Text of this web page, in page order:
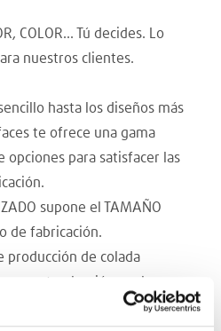
COLOR... Tú decides. Lo
nuestros clientes.
hasta los diseños más
te ofrece una gama
para satisfacer las
supone el TAMAÑO
de fabricación.
producción de colada
es tu elección, en la
Sea cual sea el ancho, el